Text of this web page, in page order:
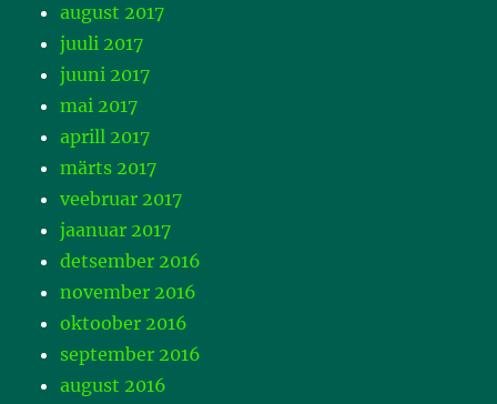
august 2017
juuli 2017
juuni 2017
mai 2017
aprill 2017
märts 2017
veebruar 2017
jaanuar 2017
detsember 2016
november 2016
oktoober 2016
september 2016
august 2016